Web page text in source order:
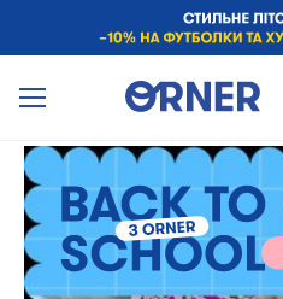
Интернет-